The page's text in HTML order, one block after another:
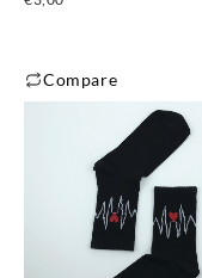
Compare